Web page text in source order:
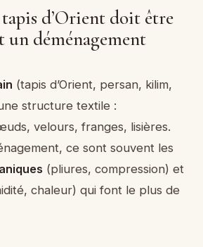
d’Orient doit être
un déménagement
(tapis d’Orient, persan, kilim,
structure textile :
velours, franges, lisières.
ce sont souvent les
(pliures, compression) et
chaleur) qui font le plus de